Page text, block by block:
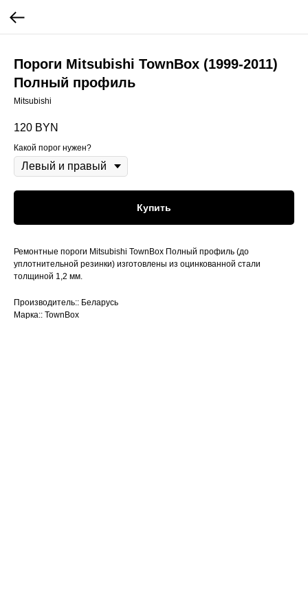
Пороги Mitsubishi TownBox (1999-2011)
Полный профиль
Mitsubishi
120 BYN
Какой порог нужен?
Купить
Ремонтные пороги Mitsubishi TownBox Полный профиль (до
уплотнительной резинки) изготовлены из оцинкованной стали
толщиной 1,2 мм.
Производитель:: Беларусь
Марка:: TownBox